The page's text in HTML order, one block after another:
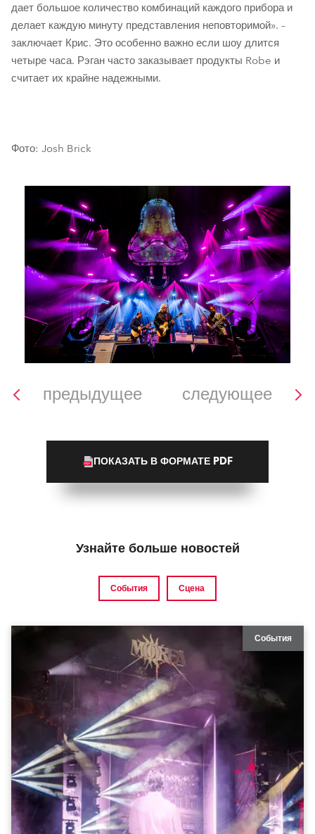
дает большое количество комбинаций каждого прибора и
делает каждую минуту представления неповторимой». –
заключает Крис. Это особенно важно если шоу длится
четыре часа. Рэган часто заказывает продукты Robe и
считает их крайне надежными.
Фото: Josh Brick
предыдущее следующее
ПОКАЗАТЬ В ФОРМАТЕ PDF
Узнайте больше новостей
События Сцена
События